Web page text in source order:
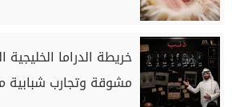
خريطة الدراما
مشوقة وتجارب شبابية